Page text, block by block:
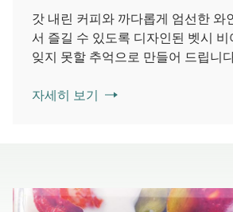
갓 내린 커피와 까다롭게 엄선한 와
서 즐길 수 있도록 디자인된 벳시 비
잊지 못할 추억으로 만들어 드립니
자세히 보기